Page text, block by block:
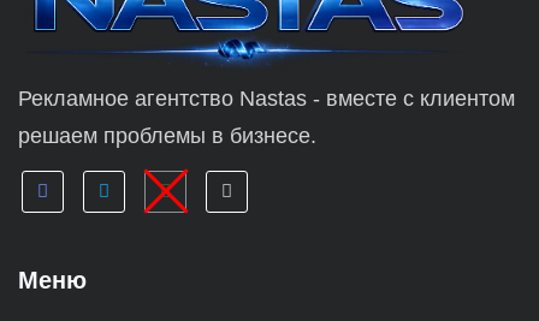
Рекламное агентство Nastas - вместе с клиентом
решаем проблемы в бизнесе.
Меню